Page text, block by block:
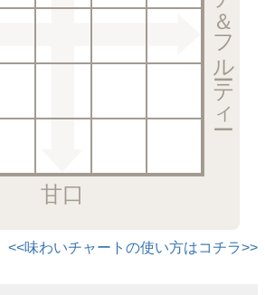
甘口
<<味わいチャートの使い方はコチラ>>